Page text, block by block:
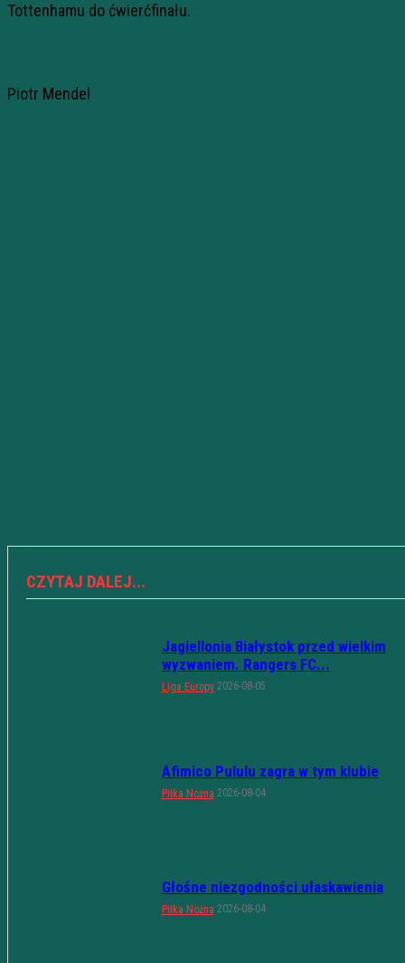
Tottenhamu do ćwierćfinału.
Piotr Mendel
CZYTAJ DALEJ...
Jagiellonia Białystok przed wielkim
wyzwaniem. Rangers FC...
Liga Europy 2026-08-05
Afimico Pululu zagra w tym klubie
Piłka Nożna 2026-08-04
Głośne niezgodności ułaskawienia
Piłka Nożna 2026-08-04